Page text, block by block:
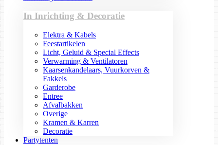
In Inrichting & Decoratie
Elektra & Kabels
Feestartikelen
Licht, Geluid & Special Effects
Verwarming & Ventilatoren
Kaarsenkandelaars, Vuurkorven &
Fakkels
Garderobe
Entree
Afvalbakken
Overige
Kramen & Karren
Decoratie
Partytenten